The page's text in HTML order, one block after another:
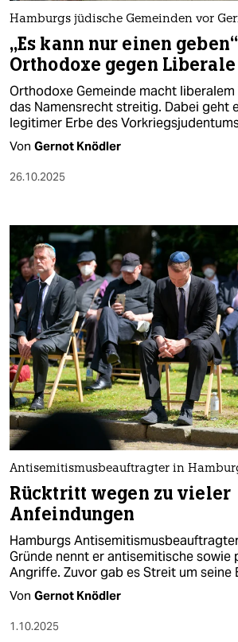
Hamburgs jüdische Gemeinden vor
„Es kann nur einen
Orthodoxe gegen Liberale
Orthodoxe Gemeinde macht
das Namensrecht streitig. Dabei geht
legitimer Erbe des
Von Gernot Knödler
26.10.2025
Antisemitismusbeauftragter in
Rücktritt wegen zu vieler
Anfeindungen
Hamburgs
Gründe nennt er antisemitische sowie
Angriffe. Zuvor gab es Streit um seine
Von Gernot Knödler
1.10.2025